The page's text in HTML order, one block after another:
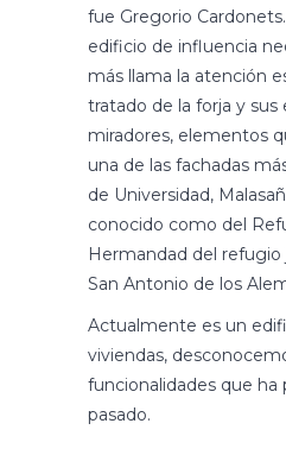
fue Gregorio
edificio de influencia
más llama la atención
tratado de la forja y sus
miradores, elementos
una de las fachadas
de Universidad,
conocido como del
Hermandad del refugio
San Antonio de los
Actualmente es un
viviendas,
funcionalidades que
pasado.